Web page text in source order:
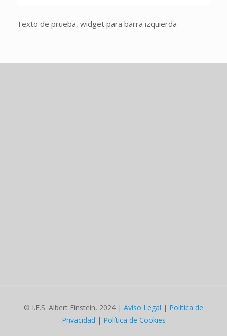
Texto de prueba, widget para barra izquierda
© I.E.S. Albert Einstein, 2024 | Aviso Legal | Política de
Privacidad | Política de Cookies